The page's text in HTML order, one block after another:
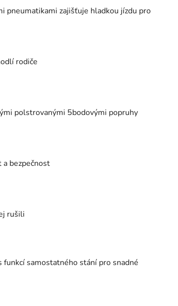
pneumatikami zajišťuje hladkou jízdu pro
rodiče
polstrovanými 5bodovými popruhy
bezpečnost
rušili
samostatného stání pro snadné